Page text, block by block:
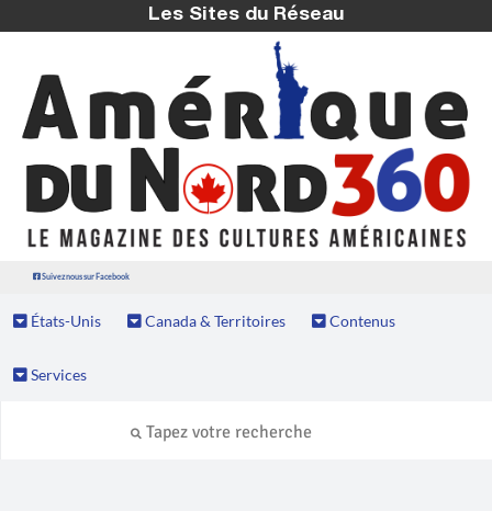
Les Sites du Réseau
Suivez nous sur Facebook
États-Unis Canada & Territoires Contenus
Services